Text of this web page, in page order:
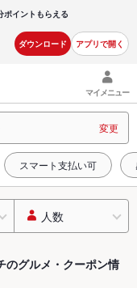
ポイントもらえる
ダウンロード アプリで開く
マイメニュー
変更
スマート支払い可
人数
のグルメ・クーポン情